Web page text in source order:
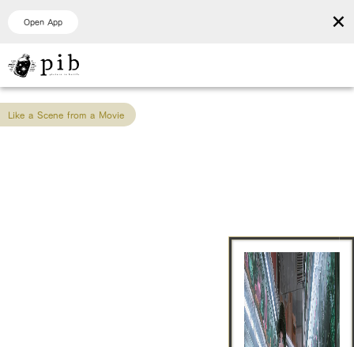
Open App ×
Like a Scene from a Movie